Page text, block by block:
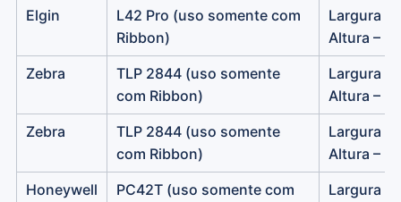
Elgin
L42 Pro (uso somente com
Ribbon)
Largura –
Altura –
Zebra
TLP 2844 (uso somente
com Ribbon)
Largura –
Altura –
Zebra
TLP 2844 (uso somente
com Ribbon)
Largura –
Altura –
Honeywell
PC42T (uso somente com
Largura –